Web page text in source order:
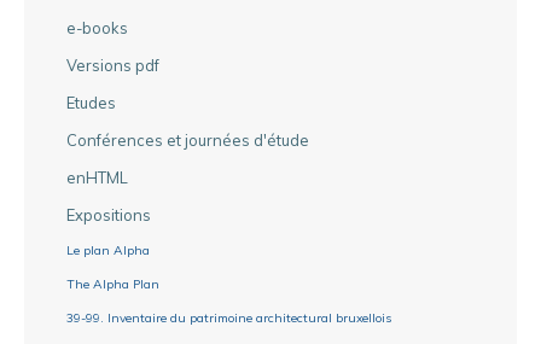
e-books
Versions pdf
Etudes
Conférences et journées d'étude
enHTML
Expositions
Le plan Alpha
The Alpha Plan
39-99. Inventaire du patrimoine architectural bruxellois